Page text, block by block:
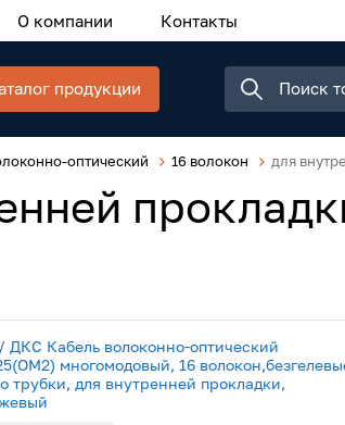
О компании Контакты
продукции
оптический 16 волокон для
ДКС Кабель волоконно-оптический
многомодовый, 16
трубки, для внутренней прокладки,